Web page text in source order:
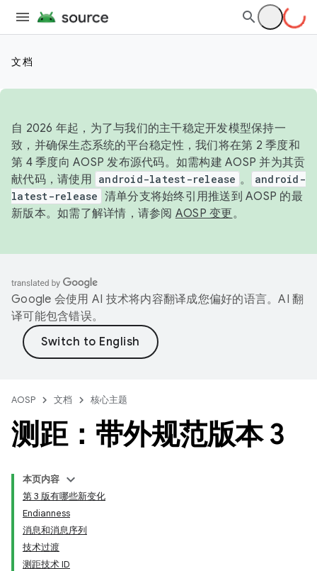
文档
自 2026 年起，为了与我们的主干稳定开发模型保持一
致，并确保生态系统的平台稳定性，我们将在第 2 季度和
第 4 季度向 AOSP 发布源代码。如需构建 AOSP 并为其贡
献代码，请使用 android-latest-release 。
android-
latest-release 清单分支将始终引用推送到 AOSP 的最
新版本。如需了解详情，请参阅 AOSP 变更。
Google 会使用 AI 技术将内容翻译成您偏好的语言。AI 翻
译可能包含错误。
AOSP 文档 核心主题
测距：带外规范版本 3
本页内容
第 3 版有哪些新变化
Endianness
消息和消息序列
技术过渡
测距技术 ID